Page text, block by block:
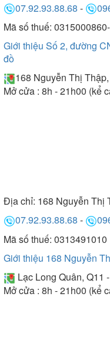
07.92.93.88.68 -
Mã số thuế:
Giới thiệu Số 2, đường
đồ
168 Nguyễn Thị
Mở cửa : 8h - 21h00 (kể
Địa chỉ: 168 Nguyễn Thị
07.92.93.88.68 -
Mã số thuế: 0313491010
Giới thiệu 168 Nguyễn
Lạc Long Quân, Q11
Mở cửa : 8h - 21h00 (kể